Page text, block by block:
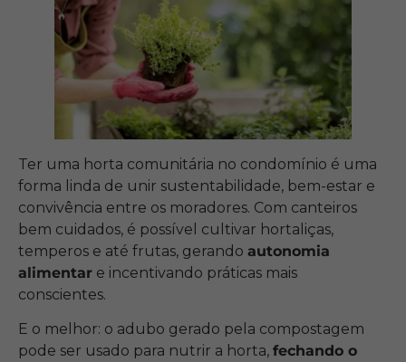
Ter uma horta comunitária no condomínio é uma
forma linda de unir sustentabilidade, bem-estar e
convivência entre os moradores. Com canteiros
bem cuidados, é possível cultivar hortaliças,
temperos e até frutas, gerando autonomia
alimentar e incentivando práticas mais
conscientes.
E o melhor: o adubo gerado pela compostagem
pode ser usado para nutrir a horta, fechando o